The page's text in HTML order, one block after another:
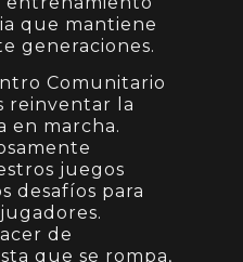
que mantiene
generaciones.
Comunitario
reinventar la
en marcha.
juegos
desafíos para
de
que se rompa,